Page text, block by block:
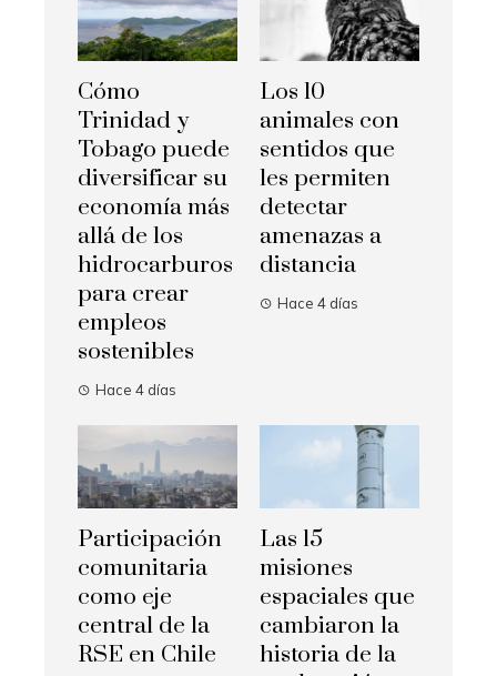
Cómo
Trinidad y
Tobago puede
diversificar su
economía más
allá de los
hidrocarburos
para crear
empleos
sostenibles
Hace 4 días
Los 10
animales con
sentidos que
les permiten
detectar
amenazas a
distancia
Hace 4 días
Participación
comunitaria
como eje
central de la
RSE en Chile
Las 15
misiones
espaciales que
cambiaron la
historia de la